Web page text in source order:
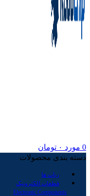
0 مورد ۰ تومان
دسته بندی محصولات
ربات ها
قطعات الکترونیک
Electronic Components